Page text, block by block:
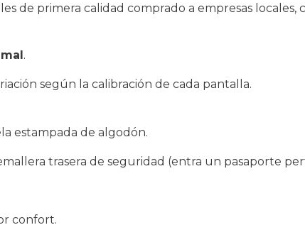
de primera calidad comprado a empresas
.
según la calibración de cada pantalla.
estampada de algodón.
trasera de seguridad (entra un pasaporte
confort.